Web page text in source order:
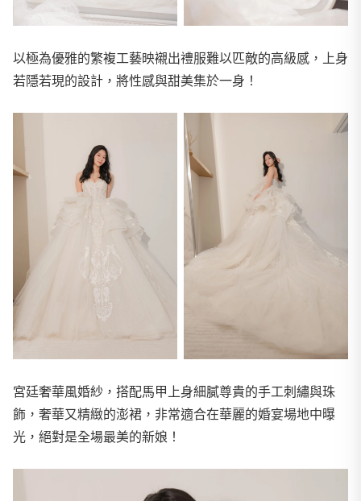
以極為優雅的繁複工藝映襯出禮服難以匹敵的高級感，上身
若隱若現的設計，將性感與甜美集於一身！
宮廷奢華風婚紗，搭配馬甲上身細膩尊貴的手工刺繡與珠
飾，奢華又精緻的澎裙，非常適合在華麗的婚宴場地中曝
光，絕對是全場最美的新娘！